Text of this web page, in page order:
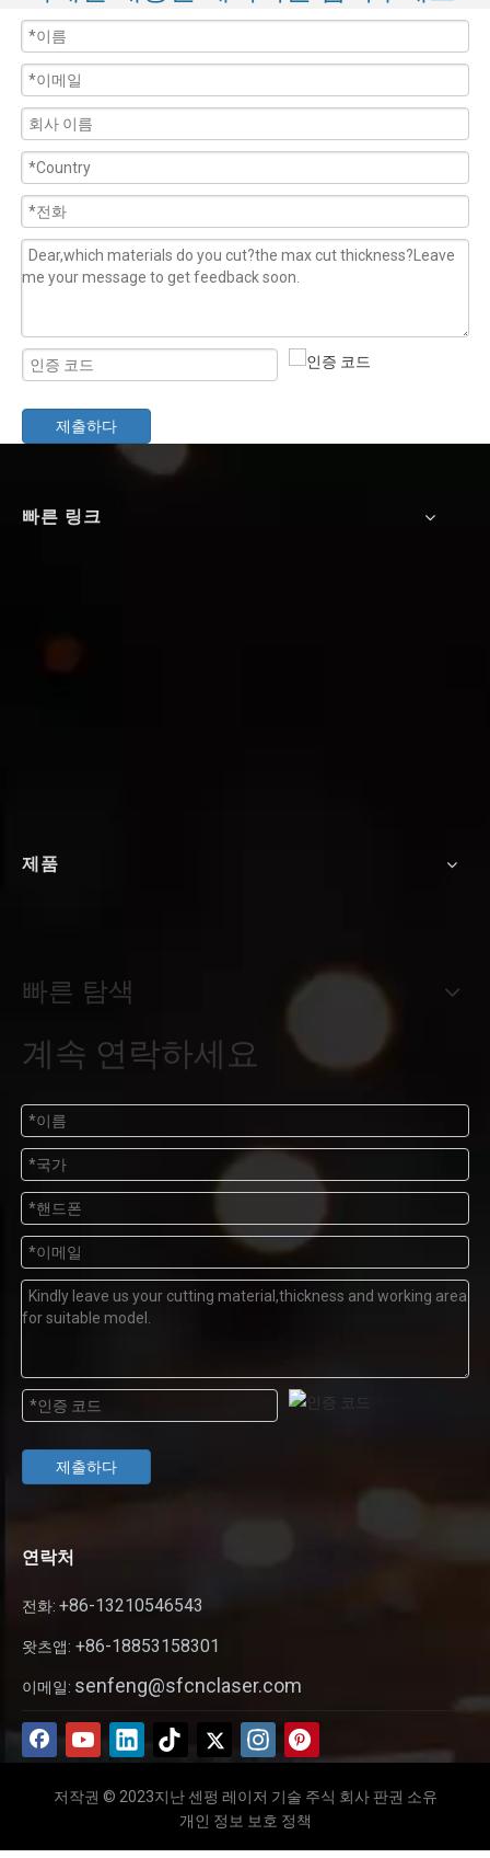
제출하다
빠른 링크
제품
빠른 탐색
계속 연락하세요
제출하다
연락처
전화: +86-13210546543
왓츠앱: +86-18853158301
이메일: senfeng@sfcnclaser.com
저작권 © 2023지난 센펑 레이저 기술 주식 회사 판권 소유
개인 정보 보호 정책